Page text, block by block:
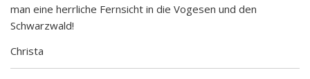
man eine herrliche Fernsicht in die Vogesen und den
Schwarzwald!
Christa